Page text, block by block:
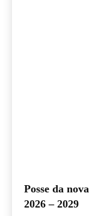
Posse da
2026 – 2029